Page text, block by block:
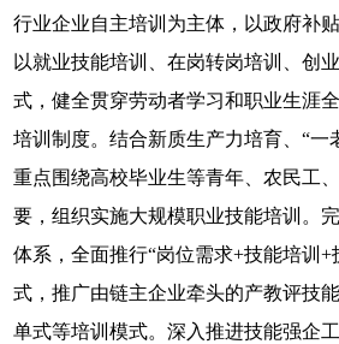
行业企业自主培训为主体，以政府补
以就业技能培训、在岗转岗培训、创
式，健全贯穿劳动者学习和职业生涯
培训制度。结合新质生产力培育、“一
重点围绕高校毕业生等青年、农民工
要，组织实施大规模职业技能培训。
体系，全面推行“岗位需求+技能培训+
式，推广由链主企业牵头的产教评技
单式等培训模式。深入推进技能强企